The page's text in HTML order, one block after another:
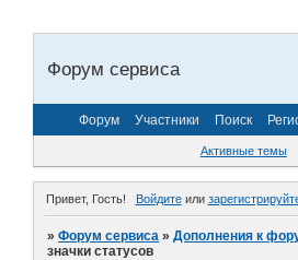
Форум сервиса
Форум Участники Поиск
Активные темы
Привет, Гость! Войдитеили
»Форум сервиса »Дополнения к
значки статусов